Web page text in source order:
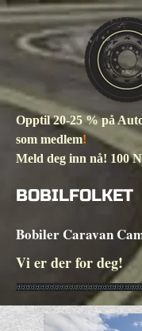
Opptil 20-25 % på
som medlem!
Meld deg inn nå! 100
BOBILFOLKET
Bobiler Caravan
Vi er der for deg!